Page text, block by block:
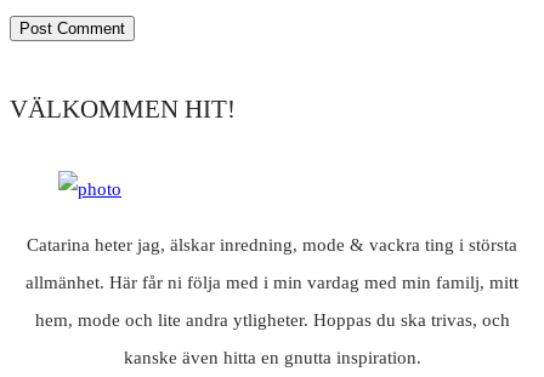
VÄLKOMMEN HIT!
Catarina heter jag, älskar inredning, mode & vackra ting i största
allmänhet. Här får ni följa med i min vardag med min familj, mitt
hem, mode och lite andra ytligheter. Hoppas du ska trivas, och
kanske även hitta en gnutta inspiration.